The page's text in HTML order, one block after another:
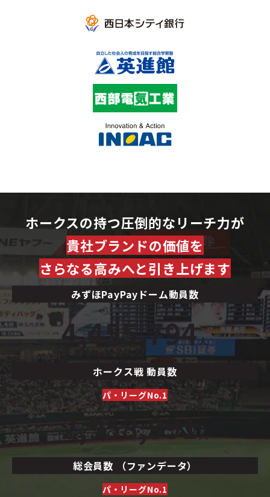
ホークスの持つ圧倒的なリーチ力が
貴社ブランドの価値を
さらなる高みへと引き上げます
みずほPayPayドーム動員数
4,455,794人
ホークス戦 動員数
パ・リーグNo.1
2,958,991人
総会員数 （ファンデータ）
パ・リーグNo.1